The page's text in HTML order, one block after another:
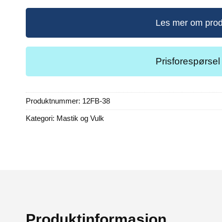
Les mer om
Prisforespørsel
Produktnummer: 12FB-38
Kategori: Mastik og Vulk